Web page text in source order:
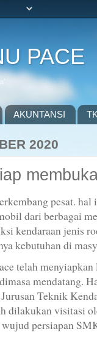
PACE
AKUNTANSI
2020
pesat.
dari berbagai
kendaraan jenis
kebutuhan di
telah
mendatang.
Teknik
dilakukan visitasi
persiapan